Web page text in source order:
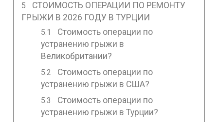
СТОИМОСТЬ ОПЕРАЦИИ ПО РЕМОНТУ
ГРЫЖИ В 2026 ГОДУ В ТУРЦИИ
Стоимость операции по
устранению грыжи в
Великобритании?
Стоимость операции по
устранению грыжи в США?
Стоимость операции по
устранению грыжи в Турции?